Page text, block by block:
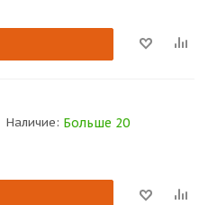
Наличие: Больше 20